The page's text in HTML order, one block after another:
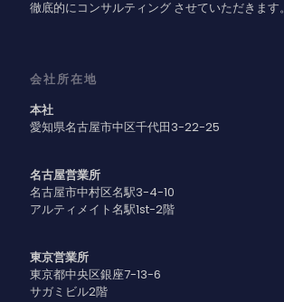
徹底的にコンサルティング させていただきます。
会社所在地
本社
愛知県名古屋市中区千代田3-22-25
名古屋営業所
名古屋市中村区名駅3-4-10
アルティメイト名駅1st-2階
東京営業所
東京都中央区銀座7-13-6
サガミビル2階